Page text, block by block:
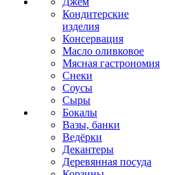
Кондитерские
изделия
Консервация
Масло оливковое
Мясная гастрономия
Снеки
Соусы
Сыры
Бокалы
Вазы, банки
Ведёрки
Декантеры
Деревянная посуда